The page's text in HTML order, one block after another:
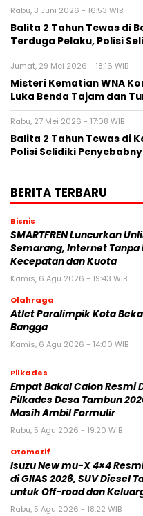
Rabu, 3 Juni 2026 - 16:53 WIB
Balita 2 Tahun Tewas di
Terduga Pelaku, Polisi
Jumat, 29 Mei 2026 - 18:16 WIB
Misteri Kematian WNA
Luka Benda Tajam dan
Rabu, 27 Mei 2026 - 17:08 WIB
Balita 2 Tahun Tewas di
Polisi Selidiki
BERITA TERBARU
Bisnis
SMARTFREN Luncurkan
Semarang, Internet Tanpa
Kecepatan dan Kuota
Kamis, 6 Agu 2026 - 19:43 WIB
Olahraga
Atlet Paralimpik Kota
Bangga
Kamis, 6 Agu 2026 - 14:00 WIB
Pilkades
Empat Bakal Calon Resmi
Pilkades Desa Tambun
Masih Ambil Formulir
Rabu, 5 Agu 2026 - 19:20 WIB
Otomotif
Isuzu New mu-X 4×4
di GIIAS 2026, SUV Diesel
untuk Off-road dan
Rabu, 5 Agu 2026 - 18:22 WIB